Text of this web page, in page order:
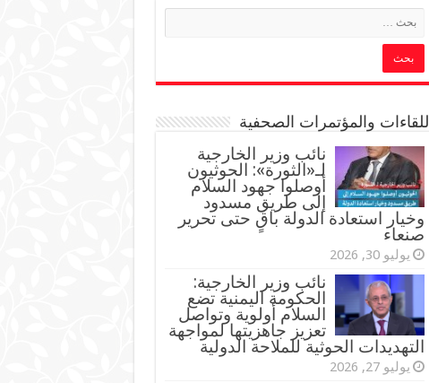
اللقاءات والمؤتمرات الصحفية
‏نائب وزير الخارجية
لـ«الثورة»: الحوثيون
أوصلوا جهود السلام
إلى طريق مسدود
وخيار استعادة الدولة باقٍ حتى تحرير
صنعاء
يوليو 30, 2026
نائب وزير الخارجية:
الحكومة اليمنية تضع
السلام أولوية وتواصل
تعزيز جاهزيتها لمواجهة
التهديدات الحوثية للملاحة الدولية
يوليو 27, 2026